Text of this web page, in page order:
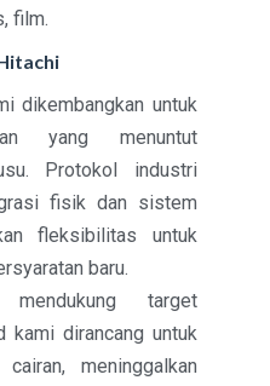
film.
dikembangkan untuk
yang menuntut
Protokol industri
fisik dan sistem
fleksibilitas untuk
baru.
mendukung target
kami dirancang untuk
meninggalkan